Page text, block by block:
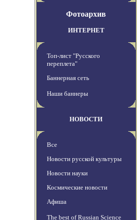
Фотоархив
ИНТЕРНЕТ
Топ-лист "Русского
переплета"
Баннерная сеть
Наши баннеры
НОВОСТИ
Все
Новости русской культуры
Новости науки
Космические новости
Афиша
The best of Russian Science